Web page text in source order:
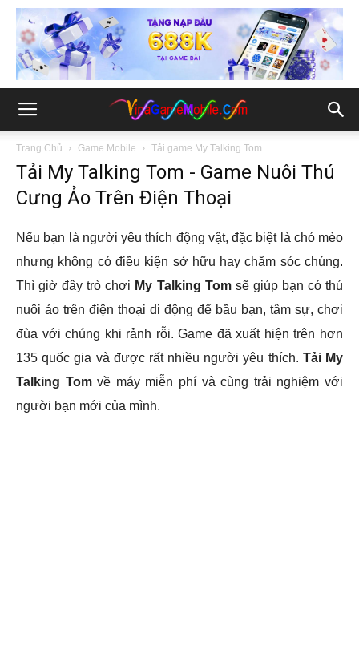
Trang Chủ Game Mobile Tải game My Talking Tom
Tải My Talking Tom - Game Nuôi Thú
Cưng Ảo Trên Điện Thoại
Nếu bạn là người yêu thích động vật, đặc biệt là chó mèo
nhưng không có điều kiện sở hữu hay chăm sóc chúng.
Thì giờ đây trò chơi My Talking Tomsẽ giúp bạn có thú
nuôi ảo trên điện thoại di động để bầu bạn, tâm sự, chơi
đùa với chúng khi rảnh rỗi. Game đã xuất hiện trên hơn
135 quốc gia và được rất nhiều người yêu thích. Tải My
Talking Tomvề máy miễn phí và cùng trải nghiệm với
người bạn mới của mình.